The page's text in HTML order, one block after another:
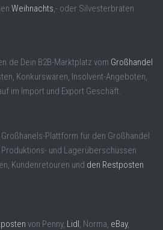
Weihnachts,- oder Silvesterbraten.
Dein B2B-Marktplatz vom Großhandel
Konkurswaren, Insolvent-Angeboten,
im Import und Export Geschäft.
Plattform für den Großhandel
und Lagerüberschüssen
Kundenretouren und den Restposten
von Penny, Lidl, Norma, eBay,